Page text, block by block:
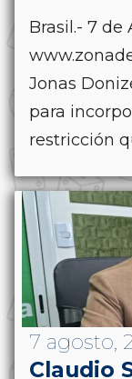
Brasil.- 7 de
Jonas
para
restricción
7 agosto,
Claudio